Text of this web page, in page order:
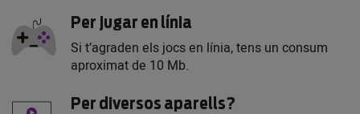
Per jugar en línia
Si t’agraden els jocs en línia, tens un consum
aproximat de 10 Mb.
Per diversos aparells?